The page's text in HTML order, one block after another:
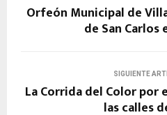
Orfeón Municipal de
de San Carlos
SIGUIENTE
La Corrida del Color por
las calles